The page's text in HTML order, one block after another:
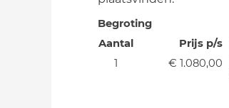
Begroting
Aantal
Prijs p/s
1
€ 1.080,00